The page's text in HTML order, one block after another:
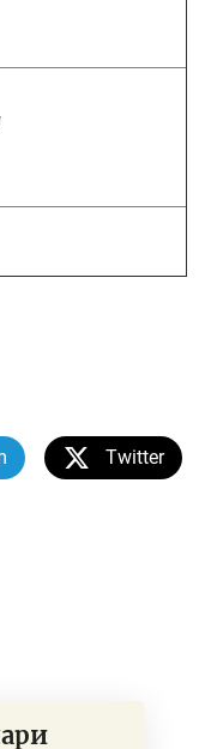
Twitter